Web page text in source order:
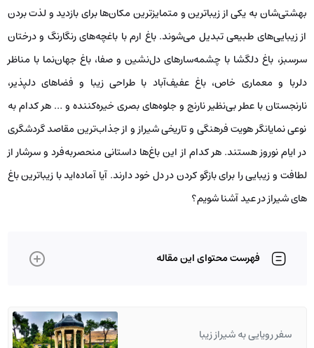
بهشتی‌شان به یکی از زیباترین و متمایزترین مکان‌ها برای بازدید و لذت بردن
از زیبایی‌های طبیعی تبدیل می‌شوند. باغ ارم با باغچه‌های رنگارنگ و درختان
سرسبز، باغ دلگشا با چشمه‌سارهای دل‌نشین و صفا، باغ جهان‌نما با مناظر
دلربا و معماری خاص، باغ عفیف‌آباد با طراحی زیبا و فضاهای دلپذیر،
نارنجستان با عطر بی‌نظیر نارنج و جلوه‌های بصری خیره‌کننده و … هر کدام به
نوعی نمایانگر هویت فرهنگی و تاریخی شیراز و از جذاب‌ترین مقاصد گردشگری
در ایام نوروز هستند. هر کدام از این باغ‌ها داستانی منحصربه‌فرد و سرشار از
لطافت و زیبایی را برای بازگو کردن در دل خود دارند. آیا آماده‌اید با زیباترین باغ
های شیراز در عید آشنا شویم؟
فهرست محتوای این مقاله
سفر رویایی به شیراز زیبا